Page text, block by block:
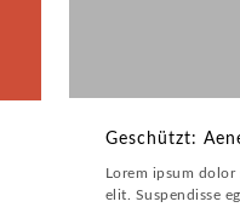
Geschützt:
Lorem ipsum
elit. Suspendisse